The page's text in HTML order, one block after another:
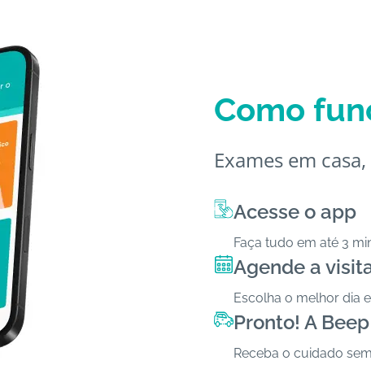
Como
Exames em
Acesse o app
Faça tudo em até 3
Agende a
Escolha o melhor dia
Pronto! A
Receba o cuidado